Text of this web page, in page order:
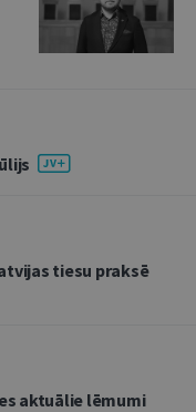
tiesu praksē
aktuālie lēmumi